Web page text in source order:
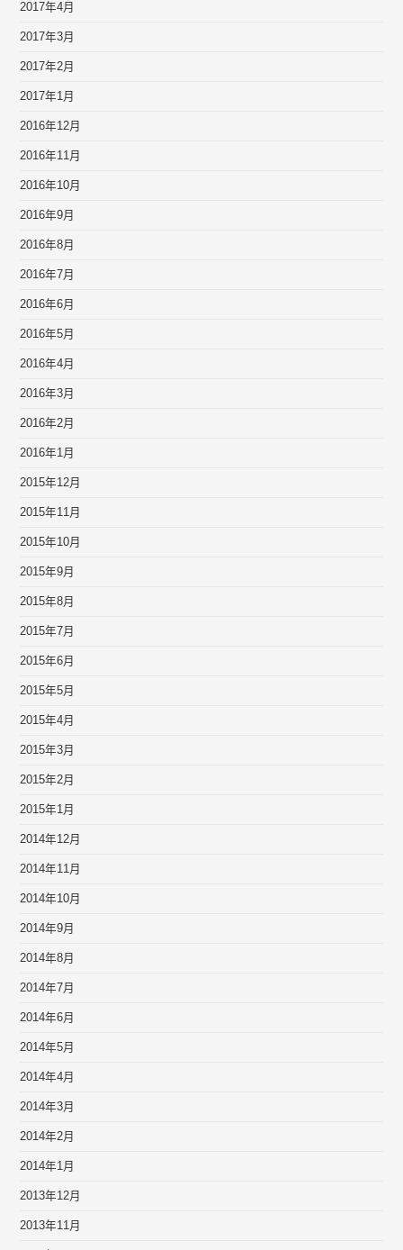
2017年4月
2017年3月
2017年2月
2017年1月
2016年12月
2016年11月
2016年10月
2016年9月
2016年8月
2016年7月
2016年6月
2016年5月
2016年4月
2016年3月
2016年2月
2016年1月
2015年12月
2015年11月
2015年10月
2015年9月
2015年8月
2015年7月
2015年6月
2015年5月
2015年4月
2015年3月
2015年2月
2015年1月
2014年12月
2014年11月
2014年10月
2014年9月
2014年8月
2014年7月
2014年6月
2014年5月
2014年4月
2014年3月
2014年2月
2014年1月
2013年12月
2013年11月